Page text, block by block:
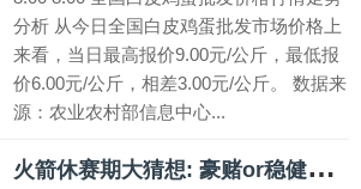
分析 从今日全国白皮鸡蛋批发市场价格上
来看，当日最高报价9.00元/公斤，最低报
价6.00元/公斤，相差3.00元/公斤。 数据来
源：农业农村部信息中心...
火
箭休赛期大猜想: 豪赌or稳健? 谁是休城真命天子?